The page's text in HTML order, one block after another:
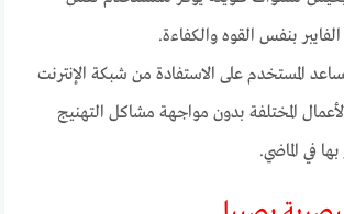
بنفس القوه والكفاءة.
المستخدم على الاستفادة من شبكة الإنترنت
المختلفة بدون مواجهة مشاكل التهنيج
في الماضي.